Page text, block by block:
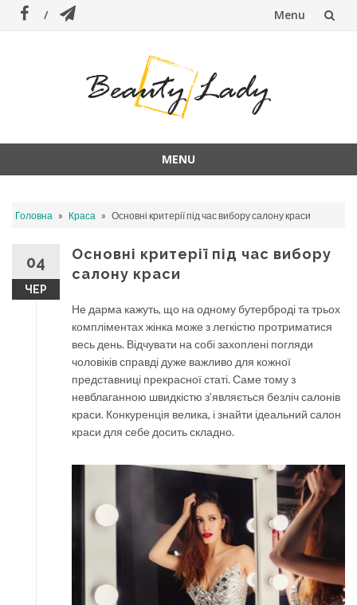
Menu
MENU
content
Головна » Краса » Основні критерії під час вибору салону краси
04
ЧЕР
Основні критерії під час вибору
салону краси
Не дарма кажуть, що на одному бутерброді та трьох
компліментах жінка може з легкістю протриматися
весь день. Відчувати на собі захоплені погляди
чоловіків справді дуже важливо для кожної
представниці прекрасної статі. Саме тому з
невблаганною швидкістю з’являється безліч салонів
краси. Конкуренція велика, і знайти ідеальний салон
краси для себе досить складно.